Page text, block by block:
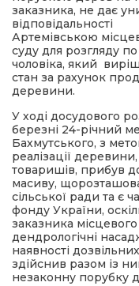
політика
місія
заказника, не дає
відповідальності
Артемівською
суду для розгляду
чоловіка, який
стан за рахунок
деревини.
У ході досудового
березні 24-річний
Бахмутського, з
реалізації
товаришів, прибув
масиву,
сільської ради та є
фонду України,
заказника
дендрологічні
наявності
здійснив разом із
незаконну порубку